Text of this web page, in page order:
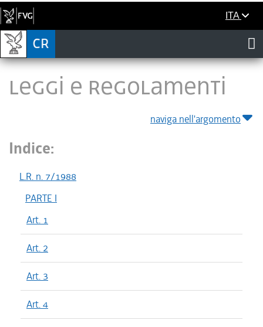
ITA
LEGGI E REGOLAMENTI
naviga nell'argomento
Indice:
L.R. n. 7/1988
PARTE I
Art. 1
Art. 2
Art. 3
Art. 4